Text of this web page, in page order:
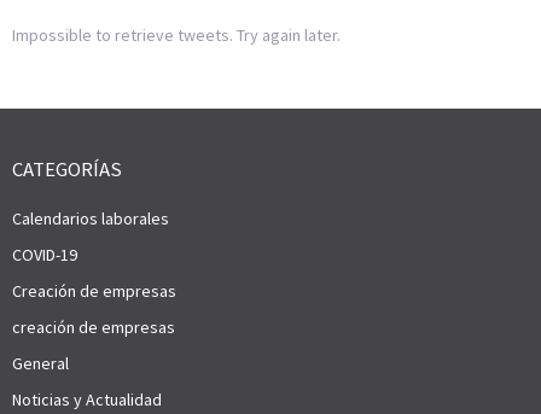
Impossible to retrieve tweets. Try again later.
CATEGORÍAS
Calendarios laborales
COVID-19
Creación de empresas
creación de empresas
General
Noticias y Actualidad